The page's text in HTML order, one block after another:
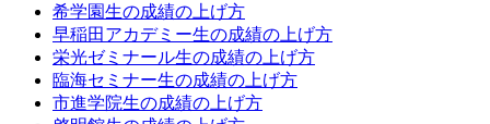
希学園生の成績の上げ方
早稲田アカデミー生の成績の上げ方
栄光ゼミナール生の成績の上げ方
臨海セミナー生の成績の上げ方
市進学院生の成績の上げ方